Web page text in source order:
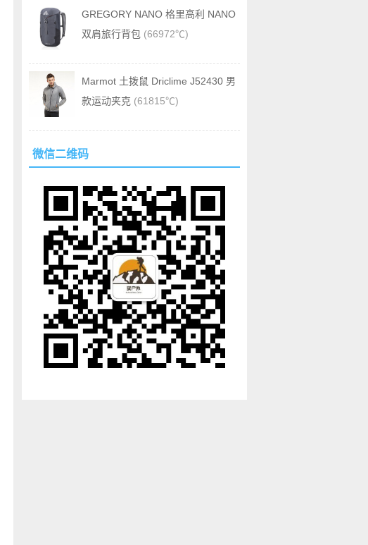
GREGORY NANO 格里高利 NANO
双肩旅行背包 (66972℃)
Marmot 土拨鼠 Driclime J52430 男
款运动夹克 (61815℃)
微信二维码